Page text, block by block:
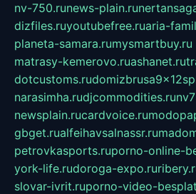
nv-750.runews-plain.ru
dizfiles.ruyoutubefree.ruaria-
planeta-samara.rumysmartbuy.ru
matrasy-kemerovo.ruashanet.ru
dotcustoms.ru
narasimha.rudjcommodities.ru
newsplain.rucardvoice.ru
gbget.rualfeihavsalnassr.ru
petrovkasports.ruporno-online-
york-life.rudoroga-expo.ru
slovar-ivrit.ruporno-video-